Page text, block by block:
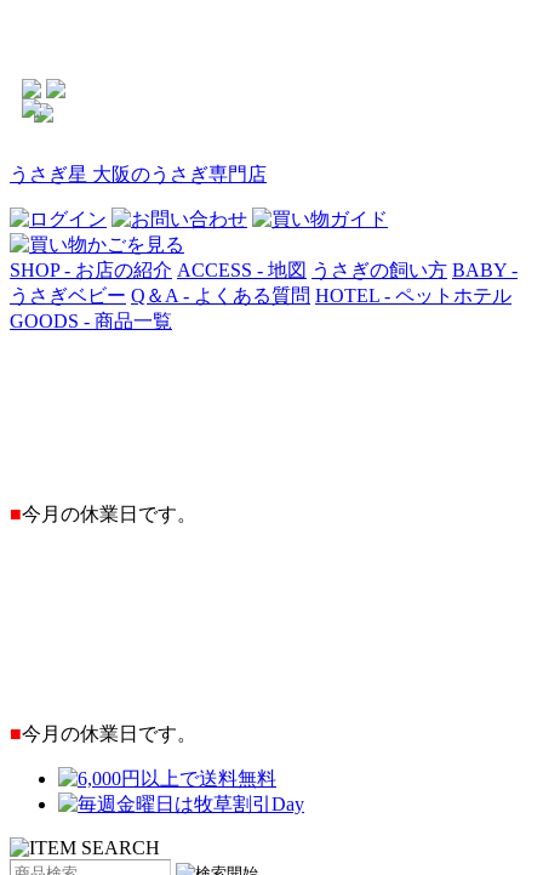
うさぎ星 大阪のうさぎ専門店
SHOP - お店の紹介 ACCESS - 地図 うさぎの飼い方 BABY -
うさぎベビー Q＆A - よくある質問 HOTEL - ペットホテル
GOODS - 商品一覧
■今月の休業日です。
■今月の休業日です。